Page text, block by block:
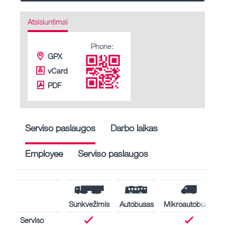
Atsisiuntimai
GPX
vCard
PDF
Phone:
Serviso paslaugos Darbo laikas
Employee Serviso paslaugos
Sunkvežimis Autobusas
Mikroautobusas
Serviso